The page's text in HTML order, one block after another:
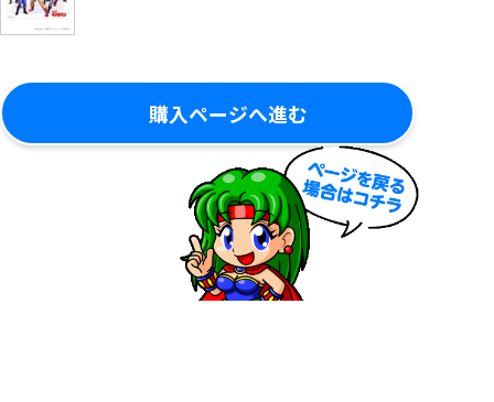
購入ページへ進む